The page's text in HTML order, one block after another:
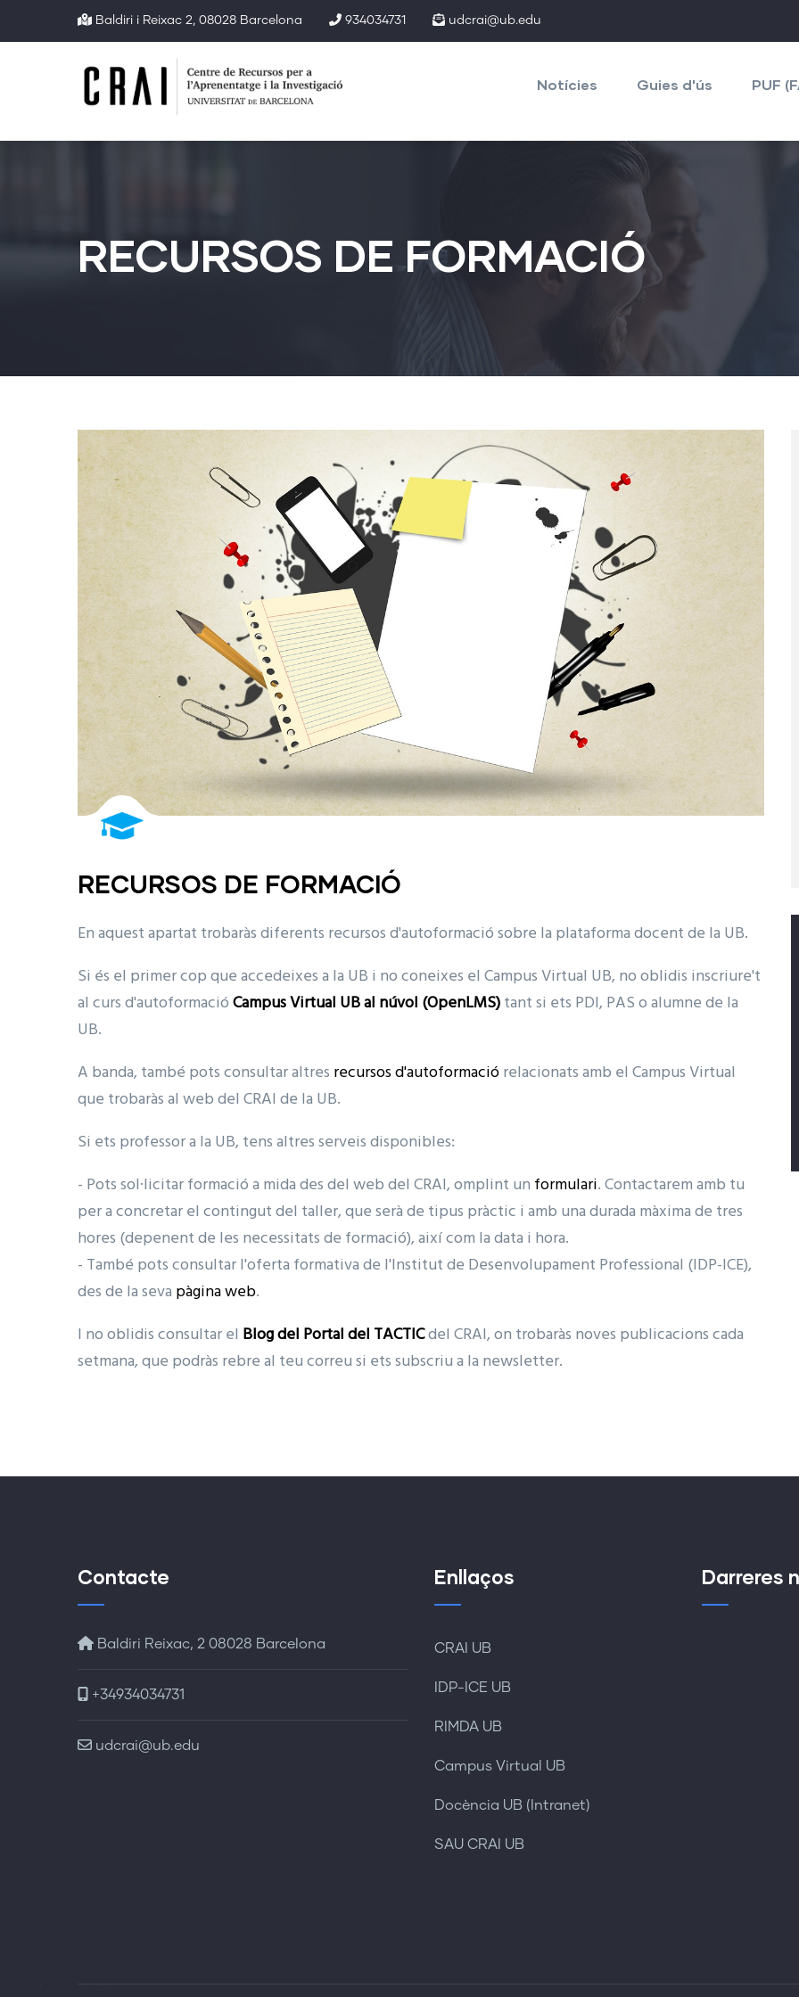
al
Baldiri i Reixac 2, 08028 Barcelona 934034731 udcrai@ub.edu
navigation
Notícies Guies d'ús PUF
RECURSOS DE FORMACIÓ
RECURSOS DE FORMACIÓ
En aquest apartat trobaràs diferents recursos d'autoformació sobre la plataforma docent de la UB.
Si és el primer cop que accedeixes a la UB i no coneixes el Campus Virtual UB, no oblidis inscriure't
al curs d'autoformacióCampus Virtual UB al núvol (OpenLMS)tant si ets PDI, PAS o alumne de la
UB.
A banda, també pots consultar altres recursos d'autoformaciórelacionats amb el Campus Virtual
que trobaràs al web del CRAI de la UB.
Si ets professor a la UB, tens altres serveis disponibles:
- Pots sol·licitar formació a mida des del web del CRAI, omplint un formulari. Contactarem amb tu
per a concretar el contingut del taller, que serà de tipus pràctic i amb una durada màxima de tres
hores (depenent de les necessitats de formació), així com la data i hora.
- També pots consultar l'oferta formativa de l'Institut de Desenvolupament Professional (IDP-ICE),
des de la seva pàgina web.
I no oblidis consultar el Blog del Portal del TACTICdel CRAI, on trobaràs noves publicacions cada
setmana, que podràs rebre al teu correu si ets subscriu a la newsletter.
Contacte
Baldiri Reixac, 2 08028 Barcelona
+34934034731
udcrai@ub.edu
Enllaços
CRAI UB
IDP-ICE UB
RIMDA UB
Campus Virtual UB
Docència UB (Intranet)
SAU CRAI UB
Darreres